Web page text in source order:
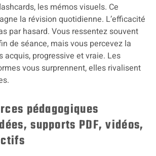
les mémos visuels. Ce
la révision quotidienne. L’efficacité
par hasard. Vous ressentez souvent
de séance, mais vous percevez la
acquis, progressive et vraie. Les
vous surprennent, elles rivalisent
pédagogiques
supports PDF, vidéos,